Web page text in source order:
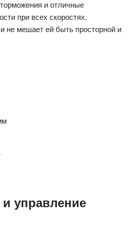
и отличные
при всех скоростях.
не мешает ей быть просторной и
управление